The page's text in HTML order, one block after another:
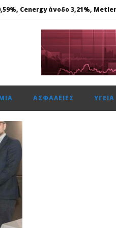
Cenergy άνοδο 3,21%, Metlen
ασφάλεια θέτει ως
Αποκτά το πρώτο
Cenergy άνοδο 3,21%, Metlen
ΑΣΦΆΛΕΙΕΣ ΥΓΕΊΑ